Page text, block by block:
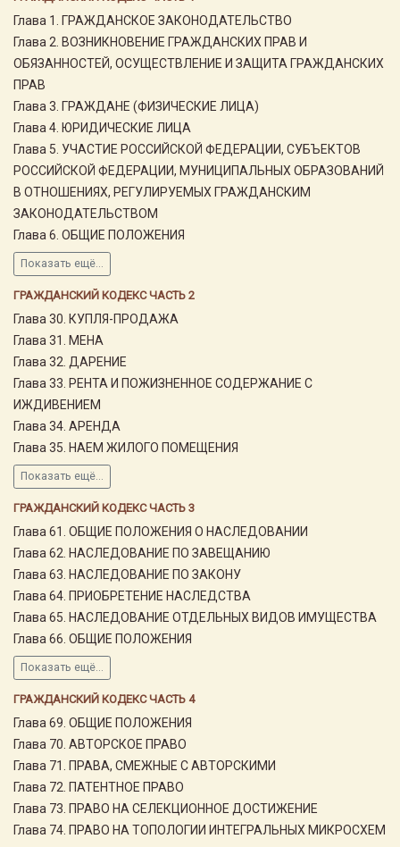
Глава 1. ГРАЖДАНСКОЕ ЗАКОНОДАТЕЛЬСТВО
Глава 2. ВОЗНИКНОВЕНИЕ ГРАЖДАНСКИХ ПРАВ И
ОБЯЗАННОСТЕЙ, ОСУЩЕСТВЛЕНИЕ И ЗАЩИТА ГРАЖДАНСКИХ
ПРАВ
Глава 3. ГРАЖДАНЕ (ФИЗИЧЕСКИЕ ЛИЦА)
Глава 4. ЮРИДИЧЕСКИЕ ЛИЦА
Глава 5. УЧАСТИЕ РОССИЙСКОЙ ФЕДЕРАЦИИ, СУБЪЕКТОВ
РОССИЙСКОЙ ФЕДЕРАЦИИ, МУНИЦИПАЛЬНЫХ ОБРАЗОВАНИЙ
В ОТНОШЕНИЯХ, РЕГУЛИРУЕМЫХ ГРАЖДАНСКИМ
ЗАКОНОДАТЕЛЬСТВОМ
Глава 6. ОБЩИЕ ПОЛОЖЕНИЯ
Показать ещё...
ГРАЖДАНСКИЙ КОДЕКС ЧАСТЬ 2
Глава 30. КУПЛЯ-ПРОДАЖА
Глава 31. МЕНА
Глава 32. ДАРЕНИЕ
Глава 33. РЕНТА И ПОЖИЗНЕННОЕ СОДЕРЖАНИЕ С
ИЖДИВЕНИЕМ
Глава 34. АРЕНДА
Глава 35. НАЕМ ЖИЛОГО ПОМЕЩЕНИЯ
Показать ещё...
ГРАЖДАНСКИЙ КОДЕКС ЧАСТЬ 3
Глава 61. ОБЩИЕ ПОЛОЖЕНИЯ О НАСЛЕДОВАНИИ
Глава 62. НАСЛЕДОВАНИЕ ПО ЗАВЕЩАНИЮ
Глава 63. НАСЛЕДОВАНИЕ ПО ЗАКОНУ
Глава 64. ПРИОБРЕТЕНИЕ НАСЛЕДСТВА
Глава 65. НАСЛЕДОВАНИЕ ОТДЕЛЬНЫХ ВИДОВ ИМУЩЕСТВА
Глава 66. ОБЩИЕ ПОЛОЖЕНИЯ
Показать ещё...
ГРАЖДАНСКИЙ КОДЕКС ЧАСТЬ 4
Глава 69. ОБЩИЕ ПОЛОЖЕНИЯ
Глава 70. АВТОРСКОЕ ПРАВО
Глава 71. ПРАВА, СМЕЖНЫЕ С АВТОРСКИМИ
Глава 72. ПАТЕНТНОЕ ПРАВО
Глава 73. ПРАВО НА СЕЛЕКЦИОННОЕ ДОСТИЖЕНИЕ
Глава 74. ПРАВО НА ТОПОЛОГИИ ИНТЕГРАЛЬНЫХ МИКРОСХЕМ